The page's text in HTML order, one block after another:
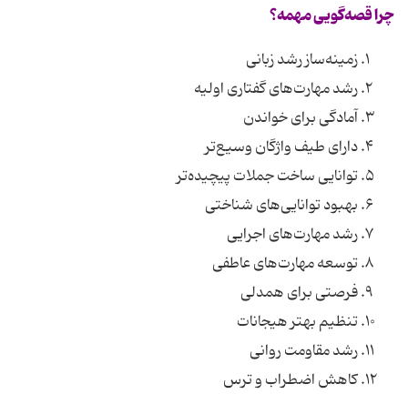
چرا قصه‌گویی مهمه؟
زمینه‌ساز رشد زبانی
رشد مهارت‌های گفتاری اولیه
آمادگی برای خواندن
دارای طیف واژگان وسیع‌تر
توانایی ساخت جملات پیچیده‌تر
بهبود توانایی‌های شناختی
رشد مهارت‌های اجرایی
توسعه مهارت‌های عاطفی
فرصتی برای همدلی
تنظیم بهتر هیجانات
رشد مقاومت روانی
کاهش اضطراب و ترس